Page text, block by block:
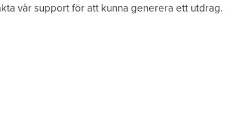
vår support för att kunna generera ett utdrag.